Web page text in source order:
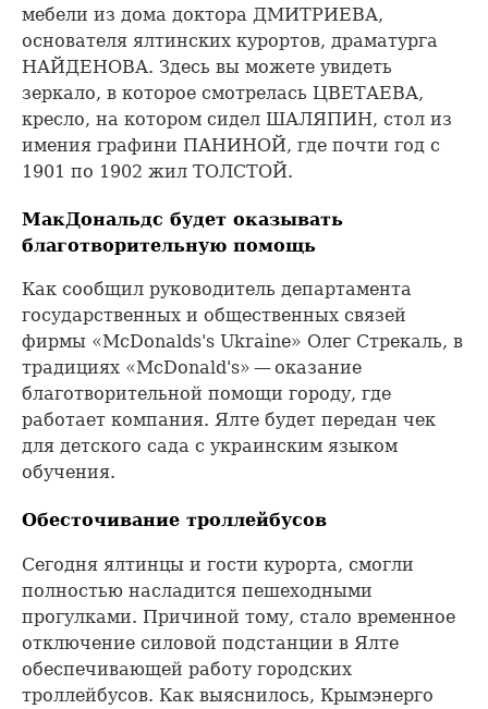
мебели из дома доктора ДМИТРИЕВА,
основателя ялтинских курортов, драматурга
НАЙДЕНОВА. Здесь вы можете увидеть
зеркало, в которое смотрелась ЦВЕТАЕВА,
кресло, на котором сидел ШАЛЯПИН, стол из
имения графини ПАНИНОЙ, где почти год с
1901 по 1902 жил ТОЛСТОЙ.
МакДональдс будет оказывать
благотворительную помощь
Как сообщил руководитель департамента
государственных и общественных связей
фирмы «McDonalds's Ukraine» Олег Стрекаль, в
традициях «McDonald's» — оказание
благотворительной помощи городу, где
работает компания. Ялте будет передан чек
для детского сада с украинским языком
обучения.
Обесточивание троллейбусов
Сегодня ялтинцы и гости курорта, смогли
полностью насладится пешеходными
прогулками. Причиной тому, стало временное
отключение силовой подстанции в Ялте
обеспечивающей работу городских
троллейбусов. Как выяснилось, Крымэнерго